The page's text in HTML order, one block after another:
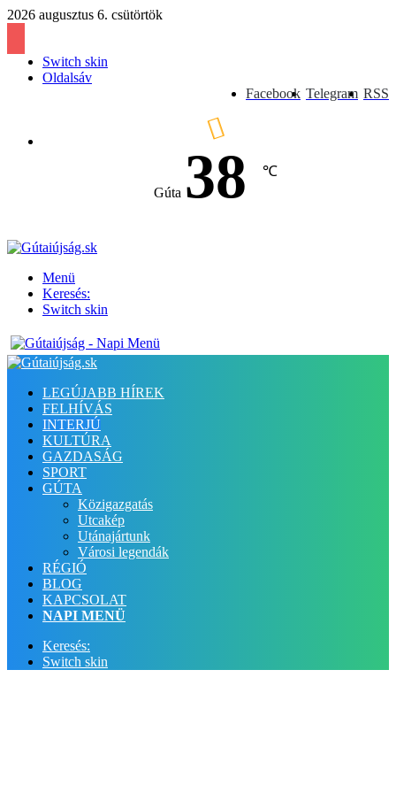
2026 augusztus 6. csütörtök
Switch skin
Oldalsáv
RSS
Telegram
Facebook
Gúta 38 ℃
Menü
Keresés:
Switch skin
LEGÚJABB HÍREK
FELHÍVÁS
INTERJÚ
KULTÚRA
GAZDASÁG
SPORT
GÚTA
Közigazgatás
Utcakép
Utánajártunk
Városi legendák
RÉGIÓ
BLOG
KAPCSOLAT
NAPI MENÜ
Keresés:
Switch skin